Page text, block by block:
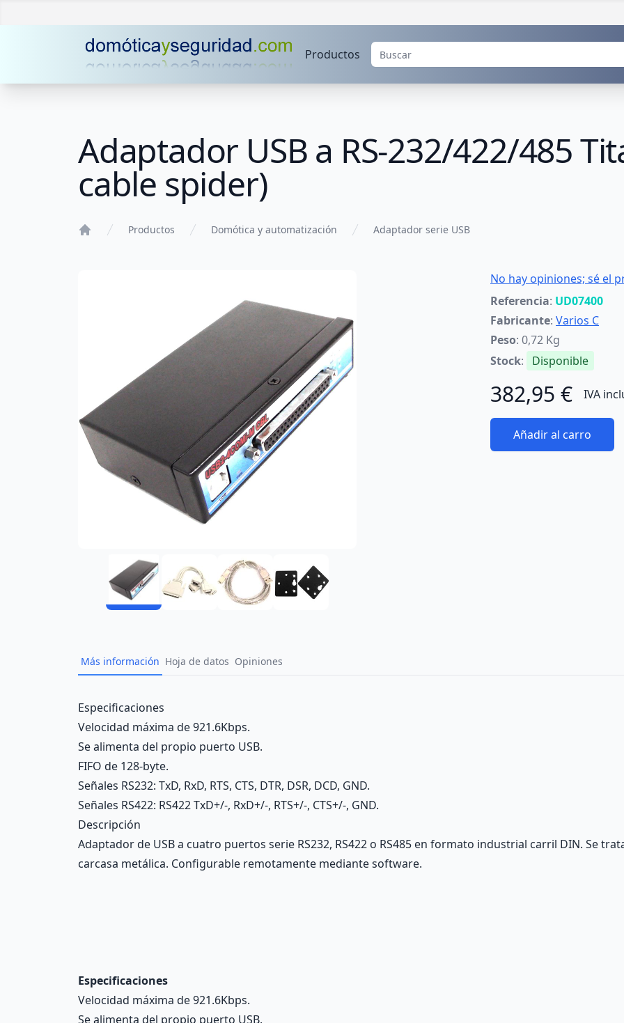
Productos
Adaptador USB a RS-232/422/485
cable spider)
Productos Domótica y automatización Adaptador serie USB
No hay opiniones; sé el
Referencia: UD07400
Fabricante: Varios C
Peso: 0,72 Kg
Stock: Disponible
382,95 € IVA
Añadir al carro
Más información Hoja de datos Opiniones
Description
Especificaciones
Velocidad máxima de 921.6Kbps.
Se alimenta del propio puerto USB.
FIFO de 128-byte.
Señales RS232: TxD, RxD, RTS, CTS, DTR, DSR, DCD, GND.
Señales RS422: RS422 TxD+/-, RxD+/-, RTS+/-, CTS+/-, GND.
Descripción
Adaptador de USB a cuatro puertos serie RS232, RS422 o RS485 en formato industrial carril DIN. Se
carcasa metálica. Configurable remotamente mediante software.
Especificaciones
Velocidad máxima de 921.6Kbps.
Se alimenta del propio puerto USB.